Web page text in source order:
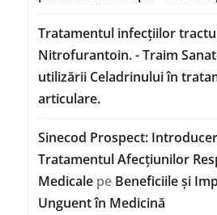
Tratamentul infecțiilor
Nitrofurantoin. - Traim
utilizării Celadrinului în
articulare.
Sinecod Prospect:
Tratamentul Afecțiunilor
Medicale pe Beneficiile și
Unguent în Medicină